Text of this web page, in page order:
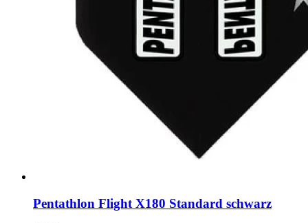
Pentathlon Flight X180 Standard schwarz